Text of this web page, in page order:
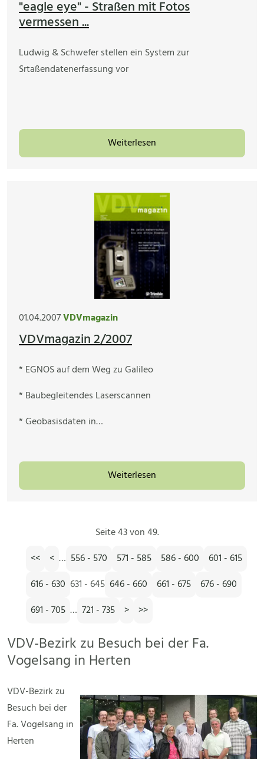
"eagle eye" - Straßen mit Fotos
vermessen ...
Ludwig & Schwefer stellen ein System zur
Srtaßendatenerfassung vor
Weiterlesen
01.04.2007VDVmagazin
VDVmagazin 2/2007
* EGNOS auf dem Weg zu Galileo
* Baubegleitendes Laserscannen
* Geobasisdaten in…
Weiterlesen
Seite 43 von 49.
<<
< … 556 - 570 571 - 585 586 - 600
601 - 615
616 - 630 631 - 645 646 - 660 661 - 675
676 - 690
691 - 705 … 721 - 735 > >>
VDV-Bezirk zu Besuch bei der Fa.
Vogelsang in Herten
VDV-Bezirk zu
Besuch bei der
Fa. Vogelsang in
Herten